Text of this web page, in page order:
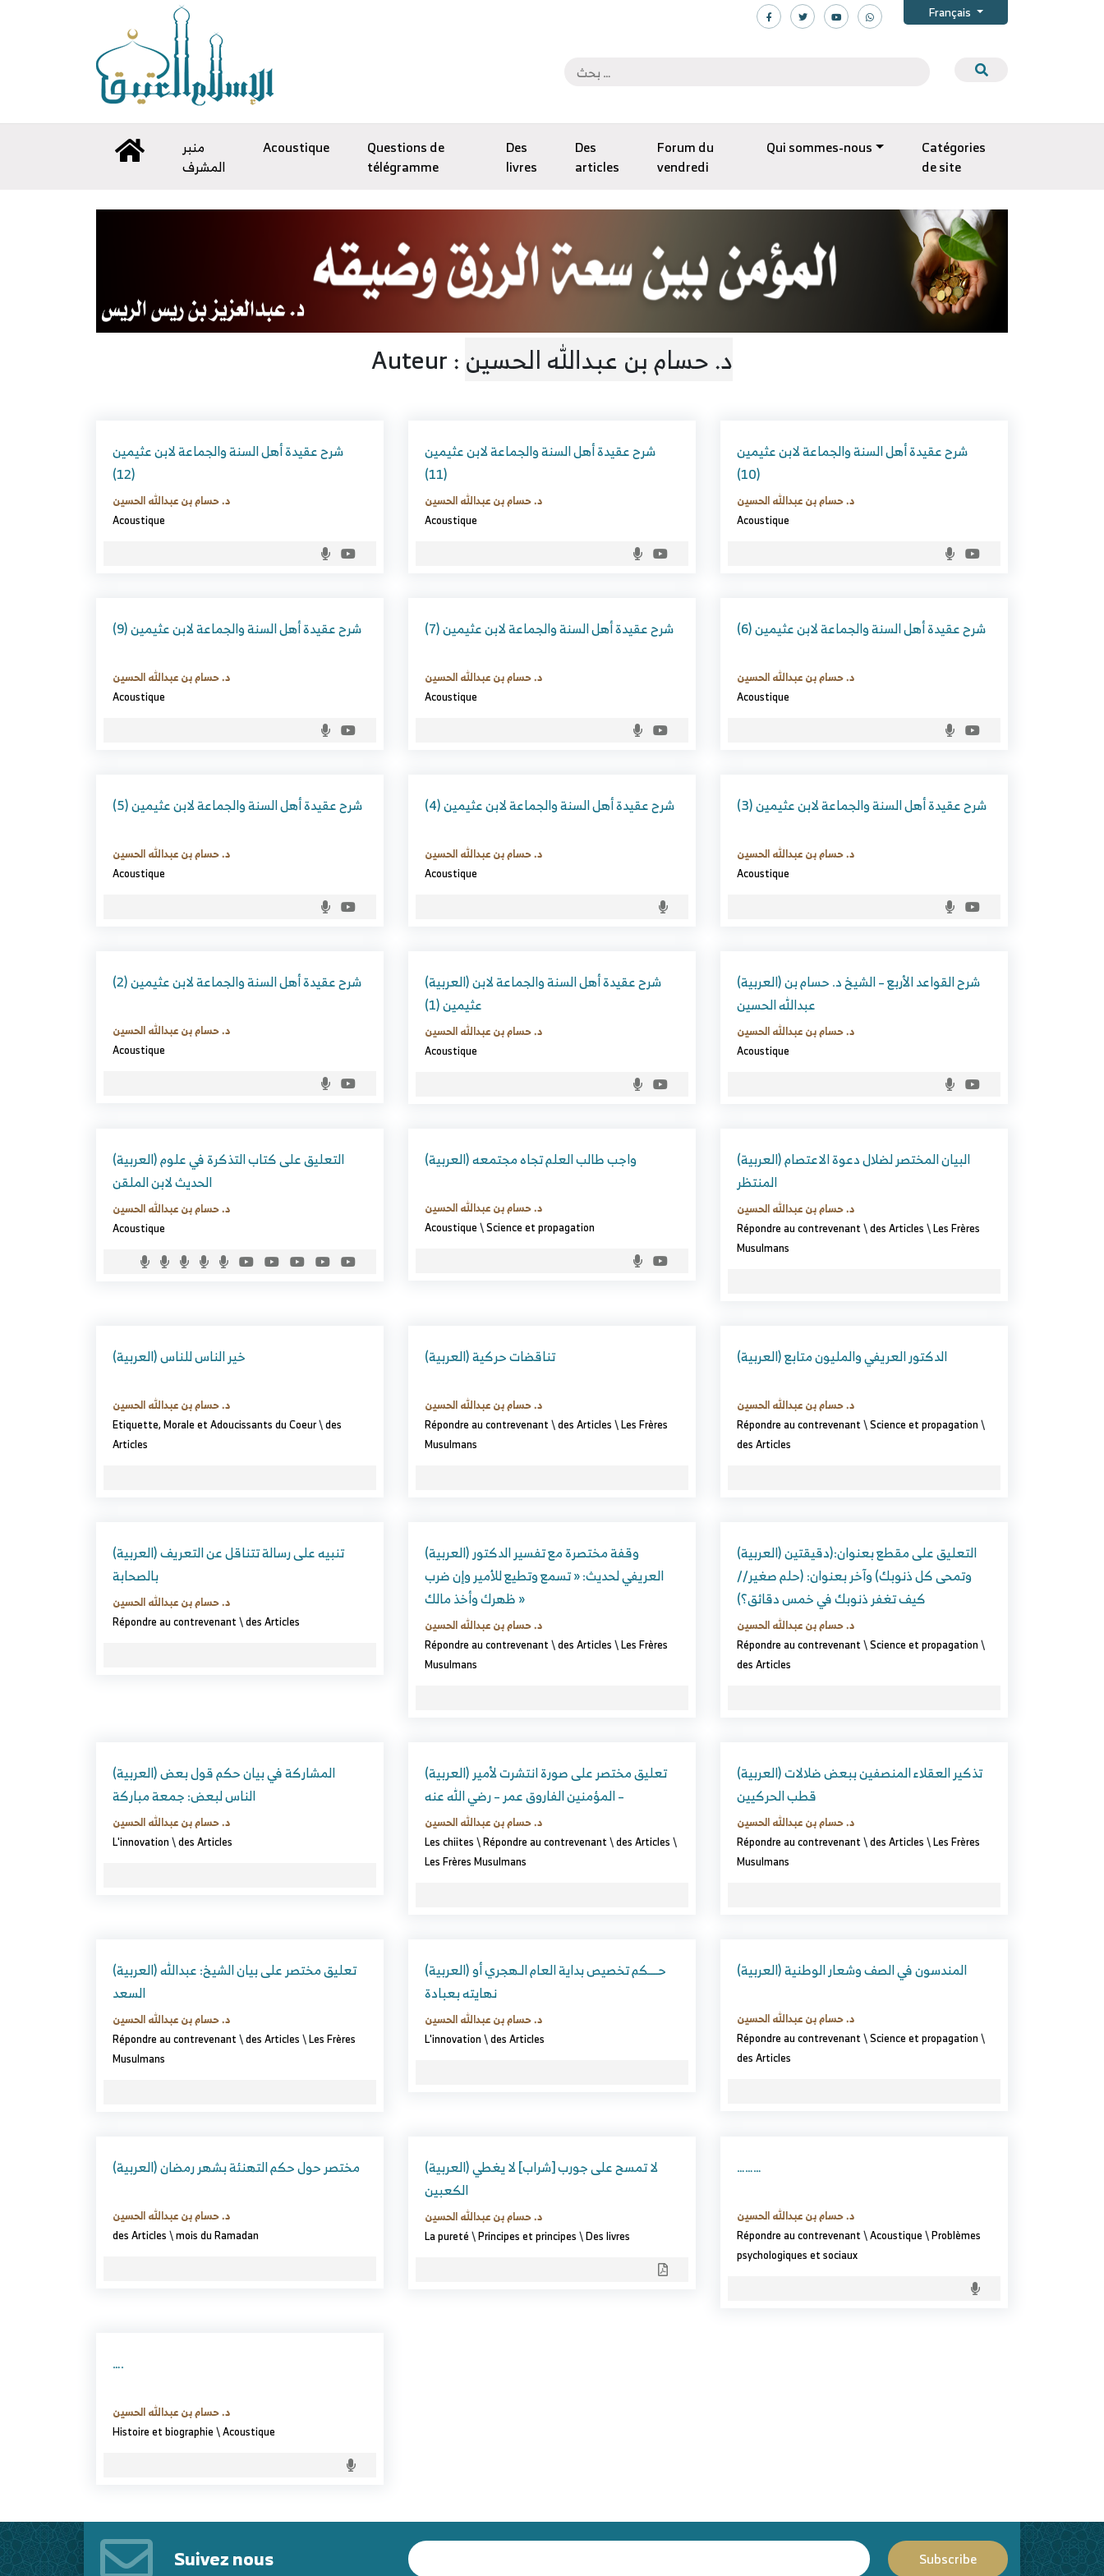
Français
منبر
المشرف
Acoustique
Questions de
télégramme
Des
livres
Des
articles
Forum du
vendredi
Qui sommes-nous
Catégories
de site
Auteur :د. حسام بن عبدالله الحسين
شرح عقيدة أهل السنة والجماعة لابن عثيمين
(12)
د. حسام بن عبدالله الحسين
Acoustique
شرح عقيدة أهل السنة والجماعة لابن عثيمين
(11)
د. حسام بن عبدالله الحسين
Acoustique
شرح عقيدة أهل السنة والجماعة لابن عثيمين
(10)
د. حسام بن عبدالله الحسين
Acoustique
شرح عقيدة أهل السنة والجماعة لابن عثيمين (9)
د. حسام بن عبدالله الحسين
Acoustique
شرح عقيدة أهل السنة والجماعة لابن عثيمين (7)
د. حسام بن عبدالله الحسين
Acoustique
شرح عقيدة أهل السنة والجماعة لابن عثيمين (6)
د. حسام بن عبدالله الحسين
Acoustique
شرح عقيدة أهل السنة والجماعة لابن عثيمين (5)
د. حسام بن عبدالله الحسين
Acoustique
شرح عقيدة أهل السنة والجماعة لابن عثيمين (4)
د. حسام بن عبدالله الحسين
Acoustique
شرح عقيدة أهل السنة والجماعة لابن عثيمين (3)
د. حسام بن عبدالله الحسين
Acoustique
شرح عقيدة أهل السنة والجماعة لابن عثيمين (2)
د. حسام بن عبدالله الحسين
Acoustique
(العربية) شرح عقيدة أهل السنة والجماعة لابن
عثيمين (1)
د. حسام بن عبدالله الحسين
Acoustique
(العربية) شرح القواعد الأربع – الشيخ د. حسام بن
عبدالله الحسين
د. حسام بن عبدالله الحسين
Acoustique
(العربية) التعليق على كتاب التذكرة في علوم
الحديث لابن الملقن
د. حسام بن عبدالله الحسين
Acoustique
(العربية) واجب طالب العلم تجاه مجتمعه
د. حسام بن عبدالله الحسين
Acoustique\Science et propagation
(العربية) البيان المختصر لضلال دعوة الاعتصام
المنتظر
د. حسام بن عبدالله الحسين
Répondre au contrevenant\des Articles\Les Frères
Musulmans
(العربية) خير الناس للناس
د. حسام بن عبدالله الحسين
Etiquette, Morale et Adoucissants du Coeur\des
Articles
(العربية) تناقضات حركية
د. حسام بن عبدالله الحسين
Répondre au contrevenant\des Articles\Les Frères
Musulmans
(العربية) الدكتور العريفي والمليون متابع
د. حسام بن عبدالله الحسين
Répondre au contrevenant\Science et propagation\
des Articles
(العربية) تنبيه على رسالة تتناقل عن التعريف
بالصحابة
د. حسام بن عبدالله الحسين
Répondre au contrevenant\des Articles
(العربية) وقفة مختصرة مع تفسير الدكتور
العريفي لحديث: « تسمع وتطيع للأمير وإن ضرب
ظهرك وأخذ مالك »
د. حسام بن عبدالله الحسين
Répondre au contrevenant\des Articles\Les Frères
Musulmans
(العربية) التعليق على مقطع بعنوان:(دقيقتين
وتمحى كل ذنوبك) وآخر بعنوان: (حلم صغير//
كيف تغفر ذنوبك في خمس دقائق؟)
د. حسام بن عبدالله الحسين
Répondre au contrevenant\Science et propagation\
des Articles
(العربية) المشاركة في بيان حكم قول بعض
الناس لبعض: جمعة مباركة
د. حسام بن عبدالله الحسين
L'innovation\des Articles
(العربية) تعليق مختصر على صورة انتشرت لأمير
المؤمنين الفاروق عمر – رضي الله عنه –
د. حسام بن عبدالله الحسين
Les chiites\Répondre au contrevenant\des Articles\
Les Frères Musulmans
(العربية) تذكير العقلاء المنصفين ببعض ضلالات
قطب الحركيين
د. حسام بن عبدالله الحسين
Répondre au contrevenant\des Articles\Les Frères
Musulmans
(العربية) تعليق مختصر على بيان الشيخ: عبدالله
السعد
د. حسام بن عبدالله الحسين
Répondre au contrevenant\des Articles\Les Frères
Musulmans
(العربية) حــــكم تخصيص بداية العام الـهجري أو
د. حسام بن عبدالله الحسين
L'innovation\des Articles
(العربية) المندسون في الصف وشعار الوطنية
د. حسام بن عبدالله الحسين
Répondre au contrevenant\Science et propagation\
des Articles
(العربية) مختصر حول حكم التهنئة بشهر رمضان
د. حسام بن عبدالله الحسين
des Articles\mois du Ramadan
(العربية) لا تمسح على جورب [شراب] لا يغطي
الكعبين
د. حسام بن عبدالله الحسين
La pureté\Principes et principes\Des livres
………
د. حسام بن عبدالله الحسين
Répondre au contrevenant\Acoustique\Problèmes
psychologiques et sociaux
….
د. حسام بن عبدالله الحسين
Histoire et biographie\Acoustique
Suivez nous